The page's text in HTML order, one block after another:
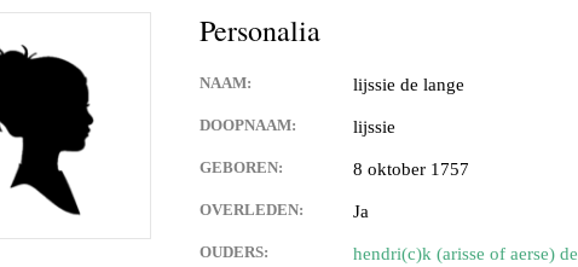
lieke bouwman
sandra van eck
Personalia
NAAM: lijssie de lange
DOOPNAAM: lijssie
GEBOREN: 8 oktober 1757
OVERLEDEN: Ja
OUDERS:
hendri(c)k (arisse of aerse) de